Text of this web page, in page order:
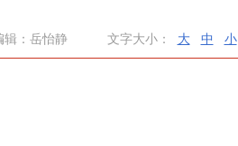
辑：岳怡静 文字大小： 大 中 小